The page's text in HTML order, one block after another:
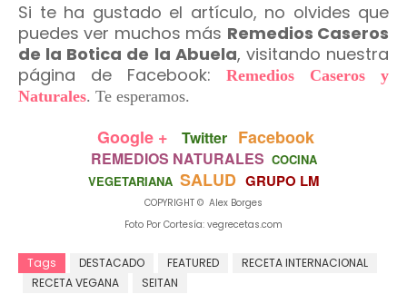
Si te ha gustado el artículo, no olvides que
puedes ver muchos más Remedios Caseros
de la Botica de la Abuela, visitando nuestra
página de Facebook:
Remedios Caseros y
Naturales. Te esperamos.
Google + Twitter Facebook
REMEDIOS NATURALES COCINA
VEGETARIANA SALUD GRUPO LM
COPYRIGHT © Alex Borges
Foto Por Cortesía: vegrecetas.com
Tags DESTACADO FEATURED
RECETA INTERNACIONAL
RECETA VEGANA
SEITAN